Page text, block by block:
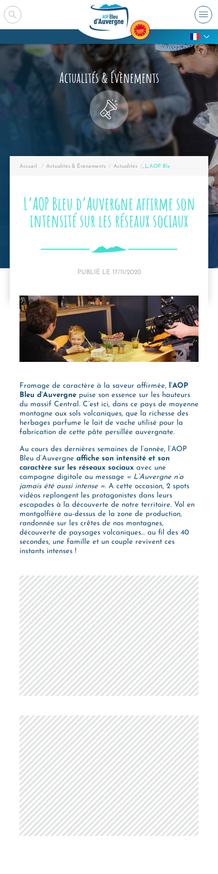
Actualités & Évènements
Accueil Actualités & Évènements Actualités En cours :
L’AOP Bleu d’Auvergne
L’AOP Bleu d’Auvergne affirme son
intensité sur les réseaux sociaux
PUBLIÉ LE 17/11/2020
Fromage de caractère à la saveur affirmée, l’AOP
Bleu d’Auvergne puise son essence sur les hauteurs
du massif Central. C’est ici, dans ce pays de moyenne
montagne aux sols volcaniques, que la richesse des
herbages parfume le lait de vache utilisé pour la
fabrication de cette pâte persillée auvergnate.
Au cours des dernières semaines de l’année, l’AOP
Bleu d’Auvergne affiche son intensité et son
caractère sur les réseaux sociaux avec une
campagne digitale au message « L’Auvergne n’a
jamais été aussi intense ». A cette occasion, 2 spots
vidéos replongent les protagonistes dans leurs
escapades à la découverte de notre territoire. Vol en
montgolfière au-dessus de la zone de production,
randonnée sur les crêtes de nos montagnes,
découverte de paysages volcaniques… au fil des 40
secondes, une famille et un couple revivent ces
instants intenses !